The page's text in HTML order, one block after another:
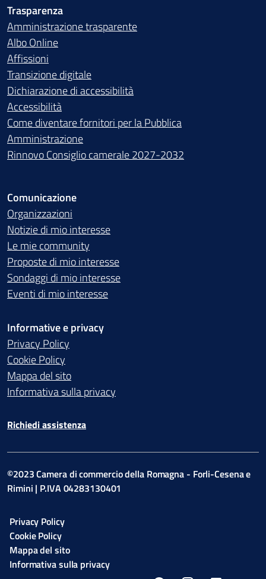
Trasparenza
Amministrazione trasparente
Albo Online
Affissioni
Transizione digitale
Dichiarazione di accessibilità
Accessibilità
Come diventare fornitori per la Pubblica
Amministrazione
Rinnovo Consiglio camerale 2027-2032
Comunicazione
Organizzazioni
Notizie di mio interesse
Le mie community
Proposte di mio interesse
Sondaggi di mio interesse
Eventi di mio interesse
Informative e privacy
Privacy Policy
Cookie Policy
Mappa del sito
Informativa sulla privacy
Richiedi assistenza
©2023 Camera di commercio della Romagna - Forli-Cesena e
Rimini | P.IVA 04283130401
Privacy Policy
Cookie Policy
Mappa del sito
Informativa sulla privacy